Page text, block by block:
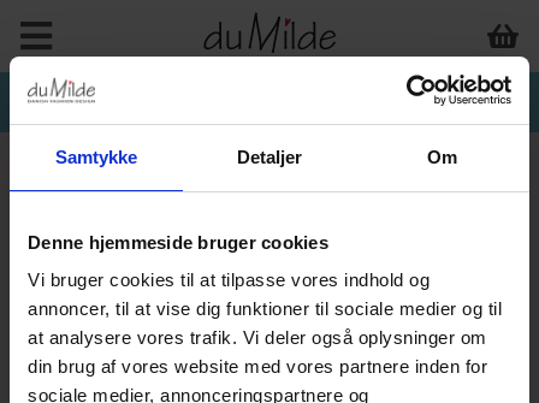
Samtykke Detaljer Om
Denne hjemmeside bruger cookies
Vi bruger cookies til at tilpasse vores indhold og
annoncer, til at vise dig funktioner til sociale medier og til
at analysere vores trafik. Vi deler også oplysninger om
din brug af vores website med vores partnere inden for
sociale medier, annonceringspartnere og
INTERIØR & ANDET